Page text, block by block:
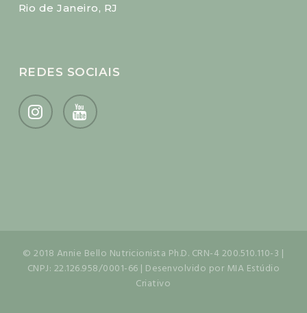
Rio de Janeiro, RJ
REDES SOCIAIS
© 2018 Annie Bello Nutricionista Ph.D. CRN-4 200.510.110-3 |
CNPJ: 22.126.958/0001-66 | Desenvolvido por MIA Estúdio
Criativo